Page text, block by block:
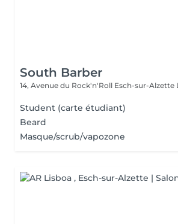
South Barber
14, Avenue du Rock'n'Roll Esch-sur-Alzette
Student (carte étudiant)
Beard
Masque/scrub/vapozone